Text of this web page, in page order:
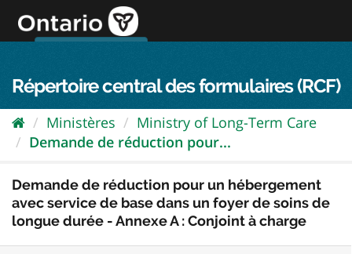
directement
au
Répertoire central des formulaires (RCF)
Ministères
Ministry of Long-Term Care
Demande de réduction pour...
Demande de réduction pour un hébergement
avec service de base dans un foyer de soins de
longue durée - Annexe A : Conjoint à charge